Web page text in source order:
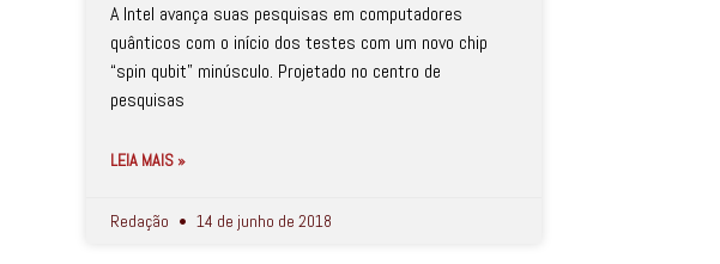
A Intel avança suas pesquisas em computadores
quânticos com o início dos testes com um novo chip
“spin qubit” minúsculo. Projetado no centro de
pesquisas
LEIA MAIS »
Redação 14 de junho de 2018